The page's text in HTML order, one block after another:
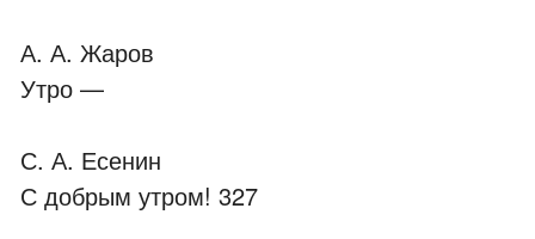
А. А. Жаров
Утро —
С. А. Есенин
С добрым утром! 327